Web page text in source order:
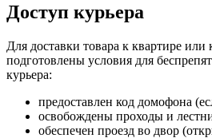
Доступ курьера
Для доставки товара к квартире
подготовлены условия для
курьера:
предоставлен код домофона
освобождены проходы и
обеспечен проезд во двор